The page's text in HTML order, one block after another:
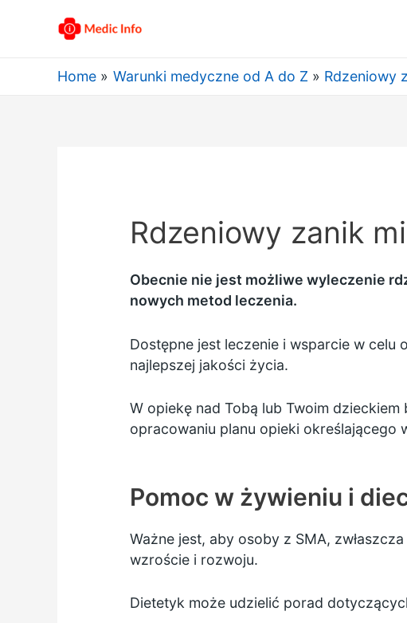
Home Warunki medyczne od A do Z Rdzeniowy
Rdzeniowy zanik
Obecnie nie jest możliwe wyleczenie
nowych metod leczenia.
Dostępne jest leczenie i wsparcie w
najlepszej jakości życia.
W opiekę nad Tobą lub Twoim
opracowaniu planu opieki określającego
Pomoc w żywieniu i
Ważne jest, aby osoby z SMA,
wzroście i rozwoju.
Dietetyk może udzielić porad